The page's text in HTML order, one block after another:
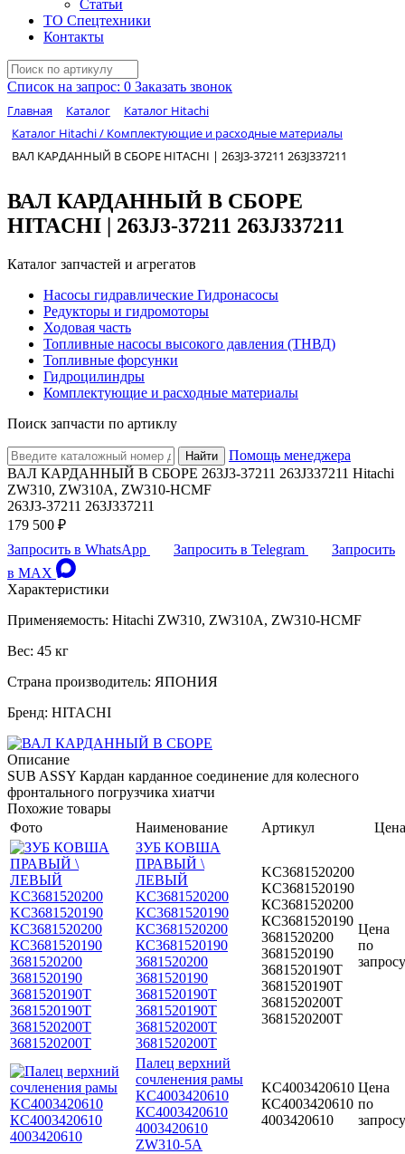
Статьи
ТО Спецтехники
Контакты
Список на запрос: 0 Заказать звонок
Главная Каталог
Каталог Hitachi
Каталог Hitachi / Комплектующие и расходные материалы
ВАЛ КАРДАННЫЙ В СБОРЕ HITACHI | 263J3-37211 263J337211
ВАЛ КАРДАННЫЙ В СБОРЕ
HITACHI | 263J3-37211 263J337211
Каталог запчастей и агрегатов
Насосы гидравлические Гидронасосы
Редукторы и гидромоторы
Ходовая часть
Топливные насосы высокого давления (ТНВД)
Топливные форсунки
Гидроцилиндры
Комплектующие и расходные материалы
Поиск запчасти по артиклу
Найти
Помощь менеджера
ВАЛ КАРДАННЫЙ В СБОРЕ 263J3-37211 263J337211 Hitachi
ZW310, ZW310A, ZW310-HCMF
263J3-37211 263J337211
179 500 ₽
Запросить в WhatsApp
Запросить в Telegram
Запросить
в MAX
Характеристики
Применяемость: Hitachi ZW310, ZW310A, ZW310-HCMF
Вес: 45 кг
Страна производитель: ЯПОНИЯ
Бренд: HITACHI
Описание
SUB ASSY Кардан карданное соединение для колесного
фронтального погрузчика хиатчи
Похожие товары
Фото
Наименование Артикул
Цена
ЗУБ КОВША
ПРАВЫЙ \
ЛЕВЫЙ
KC3681520200
KC3681520190
КС3681520200
КС3681520190
3681520200
3681520190
3681520190T
3681520190Т
3681520200T
3681520200Т
KC3681520200
KC3681520190
КС3681520200
КС3681520190
3681520200
3681520190
3681520190T
3681520190Т
3681520200T
3681520200Т
Цена
по
запросу
Палец верхний
сочленения рамы
KC4003420610
КС4003420610
4003420610
ZW310-5A
KC4003420610
КС4003420610
4003420610
Цена
по
запросу